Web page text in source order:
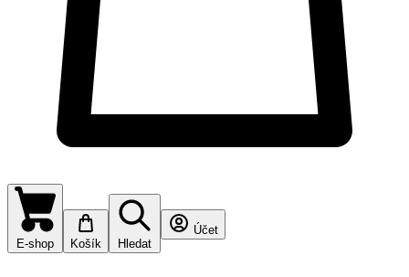
E-shop Košík Hledat
Účet